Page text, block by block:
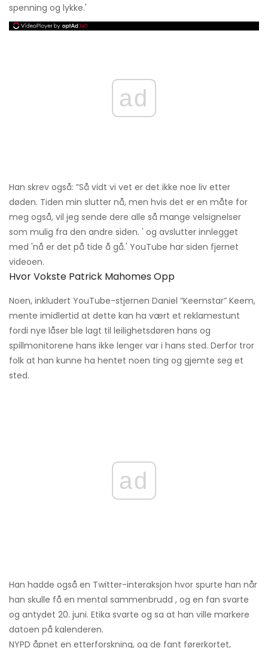
spenning og lykke.'
ad
Han skrev også: ”Så vidt vi vet er det ikke noe liv etter
døden. Tiden min slutter nå, men hvis det er en måte for
meg også, vil jeg sende dere alle så mange velsignelser
som mulig fra den andre siden. ' og avslutter innlegget
med 'nå er det på tide å gå.' YouTube har siden fjernet
videoen.
Hvor Vokste Patrick Mahomes Opp
Noen, inkludert YouTube-stjernen Daniel “Keemstar” Keem,
mente imidlertid at dette kan ha vært et reklamestunt
fordi nye låser ble lagt til leilighetsdøren hans og
spillmonitorene hans ikke lenger var i hans sted. Derfor tror
folk at han kunne ha hentet noen ting og gjemte seg et
sted.
ad
Han hadde også en Twitter-interaksjon hvor spurte han når
han skulle få en mental sammenbrudd , og en fan svarte
og antydet 20. juni. Etika svarte og sa at han ville markere
datoen på kalenderen.
NYPD åpnet en etterforskning, og de fant førerkortet,